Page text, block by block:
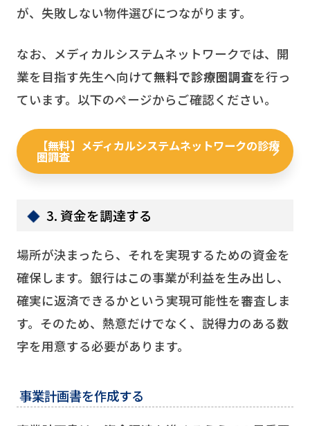
が、失敗しない物件選びにつながります。
なお、メディカルシステムネットワークでは、開
業を目指す先生へ向けて無料で診療圏調査を行っ
ています。以下のページからご確認ください。
【無料】メディカルシステムネットワークの診療
圏調査
3. 資金を調達する
場所が決まったら、それを実現するための資金を
確保します。銀行はこの事業が利益を生み出し、
確実に返済できるかという実現可能性を審査しま
す。そのため、熱意だけでなく、説得力のある数
字を用意する必要があります。
事業計画書を作成する